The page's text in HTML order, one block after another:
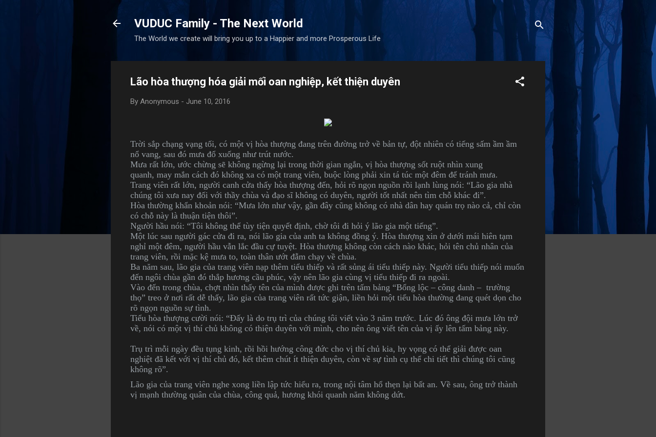
VUDUC Family - The Next World
The World we create will bring you up to a Happier and more Prosperous Life
Lão hòa thượng hóa giải mối oan nghiệp, kết thiện duyên
By Anonymous - June 10, 2016
Trời sắp chạng vạng tối, có một vị hòa thượng đang trên đường trở về bản tự, đột nhiên có tiếng sấm ầm ầm
nổ vang, sau đó mưa đổ xuống như trút nước.
Mưa rất lớn, ước chừng sẽ không ngừng lại trong thời gian ngắn, vị hòa thượng sốt ruột nhìn xung
quanh, may mắn cách đó không xa có một trang viên, buộc lòng phải xin tá túc một đêm để tránh mưa.
Trang viên rất lớn, người canh cửa thấy hòa thượng đến, hỏi rõ ngọn nguồn rồi lạnh lùng nói: “Lão gia nhà
chúng tôi xưa nay đối với thầy chùa và đạo sĩ không có duyên, người tốt nhất nên tìm chỗ khác đi”.
Hòa thường khẩn khoản nói: “Mưa lớn như vậy, gần đây cũng không có nhà dân hay quán trọ nào cả, chỉ còn
có chỗ này là thuận tiện thôi”.
Người hầu nói: “Tôi không thể tùy tiện quyết định, chờ tôi đi hỏi ý lão gia một tiếng”.
Một lúc sau người gác cửa đi ra, nói lão gia của anh ta không đồng ý. Hòa thượng xin ở dưới mái hiên tạm
nghỉ một đêm, người hầu vẫn lắc đầu cự tuyệt. Hòa thượng không còn cách nào khác, hỏi tên chủ nhân của
trang viên, rồi mặc kệ mưa to, toàn thân ướt đẫm chạy về chùa.
Ba năm sau, lão gia của trang viên nạp thêm tiểu thiếp và rất sủng ái tiểu thiếp này. Người tiểu thiếp nói muốn
đến ngôi chùa gần đó thắp hương cầu phúc, vậy nên lão gia cùng vị tiểu thiếp đi ra ngoài.
Vào đến trong chùa, chợt nhìn thấy tên của mình được ghi trên tấm bảng “Bổng lộc – công danh – trường
thọ” treo ở nơi rất dễ thấy, lão gia của trang viên rất tức giận, liền hỏi một tiểu hòa thường đang quét dọn cho
rõ ngọn nguồn sự tình.
Tiểu hòa thượng cười nói: “Đấy là do trụ trì của chúng tôi viết vào 3 năm trước. Lúc đó ông đội mưa lớn trở
về, nói có một vị thí chủ không có thiện duyên với mình, cho nên ông viết tên của vị ấy lên tấm bảng này.
Trụ trì mỗi ngày đều tụng kinh, rồi hồi hướng công đức cho vị thí chủ kia, hy vọng có thể giải được oan
nghiệt đã kết với vị thí chủ đó, kết thêm chút ít thiện duyên, còn về sự tình cụ thể chi tiết thì chúng tôi cũng
không rõ”.
Lão gia của trang viên nghe xong liền lập tức hiểu ra, trong nội tâm hổ thẹn lại bất an. Về sau, ông trở thành
vị mạnh thường quân của chùa, công quả, hương khói quanh năm không dứt.